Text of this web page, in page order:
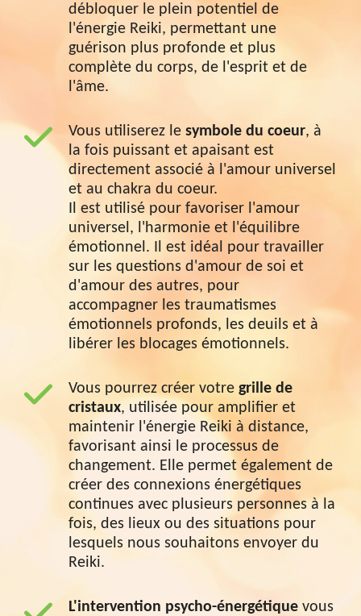
débloquer le plein potentiel de
l'énergie Reiki, permettant une
guérison plus profonde et plus
complète du corps, de l'esprit et de
l'âme.
Vous utiliserez le symbole du coeur, à
la fois puissant et apaisant est
directement associé à l'amour universel
et au chakra du coeur.
Il est utilisé pour favoriser l'amour
universel, l'harmonie et l'équilibre
émotionnel. Il est idéal pour travailler
sur les questions d'amour de soi et
d'amour des autres, pour
accompagner les traumatismes
émotionnels profonds, les deuils et à
libérer les blocages émotionnels.
Vous pourrez créer votre grille de
cristaux, utilisée pour amplifier et
maintenir l'énergie Reiki à distance,
favorisant ainsi le processus de
changement. Elle permet également de
créer des connexions énergétiques
continues avec plusieurs personnes à la
fois, des lieux ou des situations pour
lesquels nous souhaitons envoyer du
Reiki.
L'intervention psycho-énergétique vous